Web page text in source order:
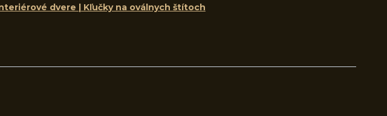
dvere | Kľučky na oválnych štítoch